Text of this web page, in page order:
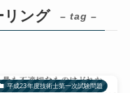
リング – tag –
平成23年度技術士第一次試験問題